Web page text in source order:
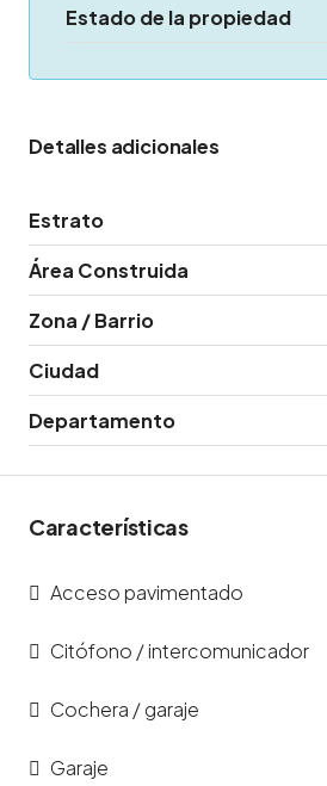
Estado de la propiedad
Detalles adicionales
Estrato
Área Construida
Zona / Barrio
Ciudad
Departamento
Características
Acceso pavimentado
Citófono / intercomunicador
Cochera / garaje
Garaje